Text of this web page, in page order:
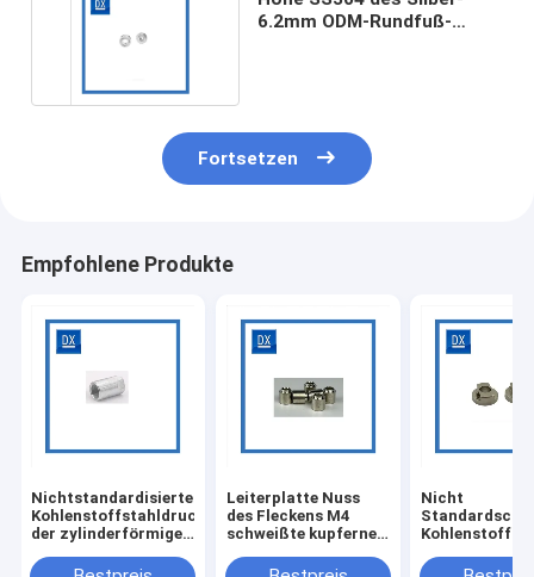
6.2mm ODM-Rundfuß-
Fortsetzen
Empfohlene Produkte
Nichtstandardisierter
Kohlenstoffstahldruck,
der zylinderförmige
schweißende Nuss
Leiterplatte Nuss
des Fleckens M4
schweißte kupfernes
Motherboard
Nicht
Sockelnuß